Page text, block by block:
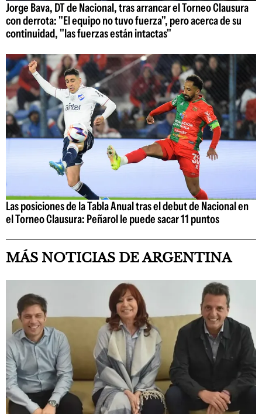
Jorge Bava, DT de Nacional, tras arrancar el Torneo Clausura
con derrota: "El equipo no tuvo fuerza", pero acerca de su
continuidad, "las fuerzas están intactas"
Las posiciones de la Tabla Anual tras el debut de Nacional en
el Torneo Clausura: Peñarol le puede sacar 11 puntos
MÁS NOTICIAS DE ARGENTINA